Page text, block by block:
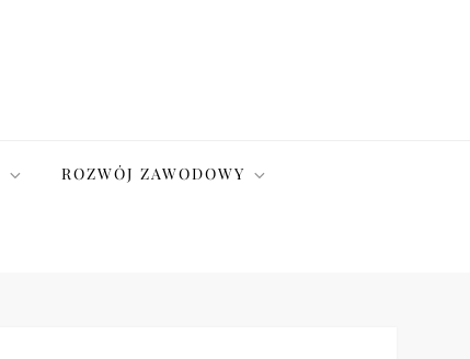
ROZWÓJ ZAWODOWY